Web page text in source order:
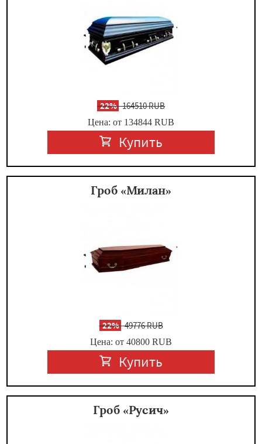
-22%164510 RUB
Цена: от 134844 RUB
Купить
Гроб «Милан»
-22%49776 RUB
Цена: от 40800 RUB
Купить
Гроб «Русич»